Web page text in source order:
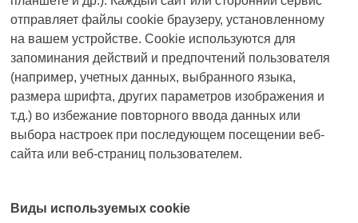
отправляет файлыcookie браузеру, установленному
на вашем устройстве.Cookie используются для
запоминания действий и предпочтений пользователя
(например, учетных данных, выбранного языка,
размера шрифта, других параметров изображения и
т.д.) во избежание повторного ввода данных или
выбора настроек при последующем посещении веб-
сайта или веб-страниц пользователем.
Виды используемыхcookie